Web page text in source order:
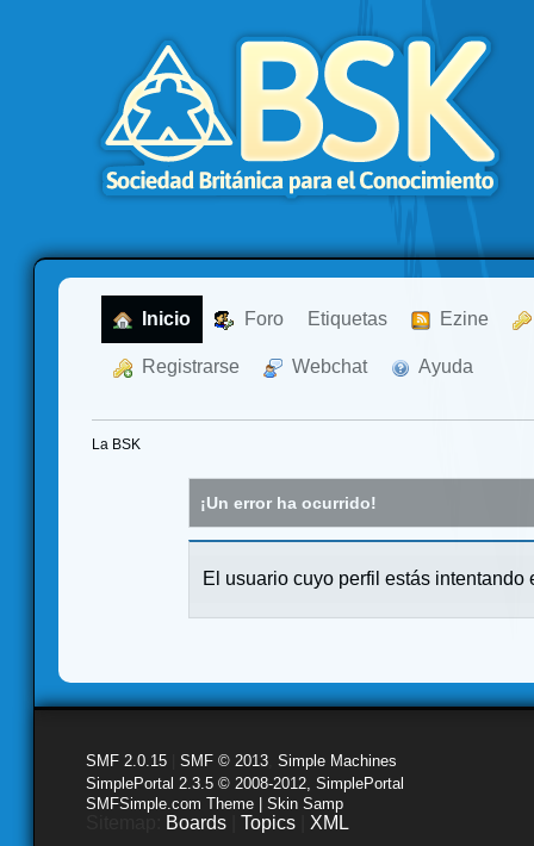
Inicio Foro Etiquetas Ezine
Registrarse Webchat Ayuda
La BSK
¡Un error ha ocurrido!
El usuario cuyo perfil estás intentando
SMF 2.0.15 SMF © 2013 Simple Machines
SimplePortal 2.3.5 © 2008-2012, SimplePortal
SMFSimple.com Theme | Skin Samp
Boards Topics XML